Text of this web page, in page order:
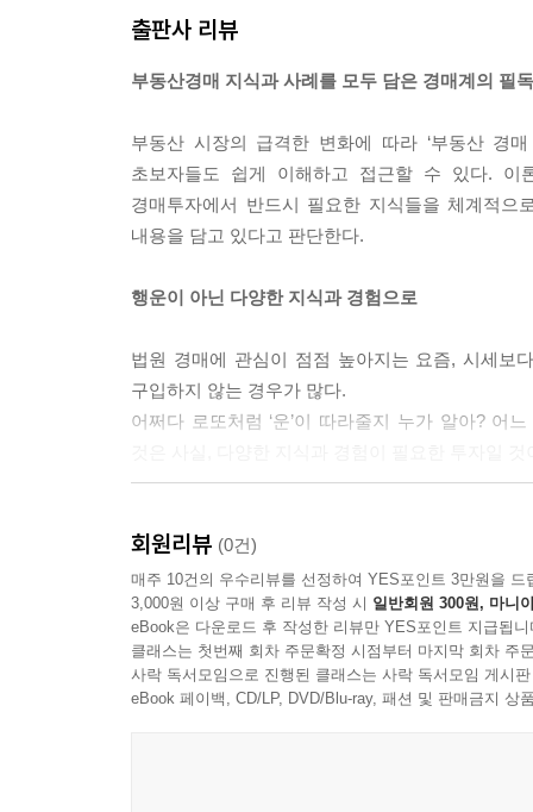
출판사 리뷰
부동산경매 지식과 사례를 모두 담은 경매계의 필
부동산 시장의 급격한 변화에 따라 ‘부동산 경
초보자들도 쉽게 이해하고 접근할 수 있다.
경매투자에서 반드시 필요한 지식들을 체계적
내용을 담고 있다고 판단한다.
행운이 아닌 다양한 지식과 경험으로
법원 경매에 관심이 점점 높아지는 요즘, 시세보
구입하지 않는 경우가 많다.
어쩌다 로또처럼 ‘운’이 따라줄지 누가 알아? 어
저자 역시 경매를 처음 시작할 때도 이런 상황
해결하기 위해 돈과 시간을 들이고, 결과적으로
여기저기 물어보기도 하고 부동산 관련 서적을 뒤
이 책은 구구절절 어려운 단어 설명만 가득하고
담긴, 부동산경매의 기초부터 실전 지식과 경험
회원리뷰 (0건)
매주 10건의 우수리뷰를 선정하여 YES포인트 3만원을 드
3,000원 이상 구매 후 리뷰 작성 시 일반회원 300원, 마니
eBook은 다운로드 후 작성한 리뷰만 YES포인트 지급됩니
클래스는 첫번째 회차 주문확정 시점부터 마지막 회차 주
사락 독서모임으로 진행된 클래스는 사락 독서모임 게시
eBook 페이백, CD/LP, DVD/Blu-ray, 패션 및 판매금지 상